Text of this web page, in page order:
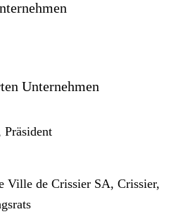
Unternehmen
Ville de Crissier SA, Crissier,